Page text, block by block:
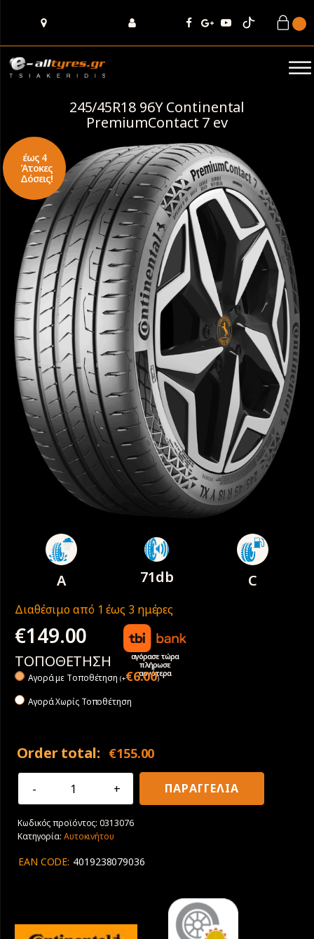
245/45R18 96Y Continental
PremiumContact 7 ev
έως 4
Άτοκες
Δόσεις!
A 71db C
Διαθέσιμο από 1 έως 3 ημέρες
€149.00
αγόρασε τώρα
πλήρωσε
αργότερα
ΤΟΠΟΘΕΤΗΣΗ
Αγορά με Tοποθέτηση (+€6.00)
Αγορά Χωρίς Τοποθέτηση
Order total: €155.00
245/45R18
PremiumContact
7
ποσότητα
ΠΑΡΑΓΓΕΛΙΑ
Κωδικός προϊόντος:0313076
Κατηγορία: Αυτοκινήτου
EAN CODE: 4019238079036